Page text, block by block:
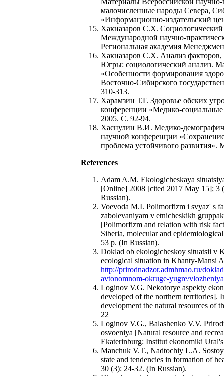
малочисленные народы Севера,
«Информационно-издательский
Хакназаров С.Х.
Международной научно-
Региональная академия
Хакназаров С.Х. Анализ
Югры: социологический анализ.
«Особенности формирования
Восточно-Сибирского
310-313.
Харамзин Т.Г. Здоровье обских
конференции «Медико-
2005. С. 92-94.
Хаснулин В.И. Медико-
научной конференции
проблема устойчивого развития».
References
Adam A.M. Ekologicheskaya
[Online] 2008 [cited 2017 May 15]; 3
Russian).
Voevoda M.I. Polimorfizm i svyaz' s
zabolevaniyam v etnicheskikh
[Polimorfizm and relation with risk
Siberia, molecular and
53 p. (In Russian).
Doklad ob ekologicheskoy situatsii v
ecological situation in Khanty-Mansi
http://prirodnadzor.admhmao.ru/
avtonomnom-okruge-yugre/
Loginov V.G. Nekotorye aspekty
developed of the northern territories].
development the natural resources of
22
Loginov V.G., Balashenko V.V.
osvoeniya [Natural resource and
Ekaterinburg: Institut ekonomiki
Manchuk V.T., Nadtochiy L.A.
state and tendencies in formation of
30 (3): 24-32. (In Russian).